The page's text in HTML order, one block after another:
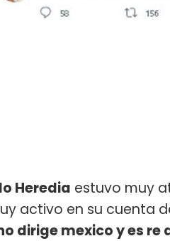
Heredia estuvo muy
activo en su cuenta
dirige mexico y es re